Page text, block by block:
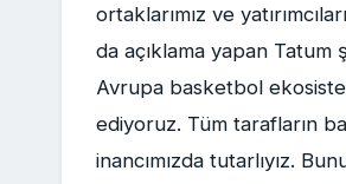
ortaklarımız ve
da açıklama yapan
Avrupa basketbol
ediyoruz. Tüm tarafların
inancımızda tutarlıyız.